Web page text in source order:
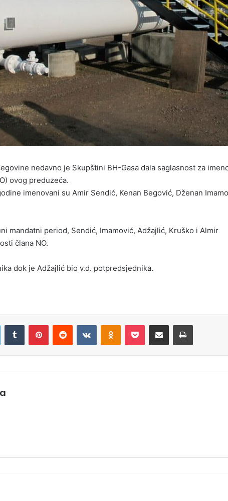
nedavno je Skupštini BH-Gasa dala saglasnost za
ovog preduzeća.
imenovani su Amir Sendić, Kenan Begović, Dženan
mandatni period, Sendić, Imamović, Adžajlić, Kruško i Almir
člana NO.
dok je Adžajlić bio v.d. potpredsjednika.